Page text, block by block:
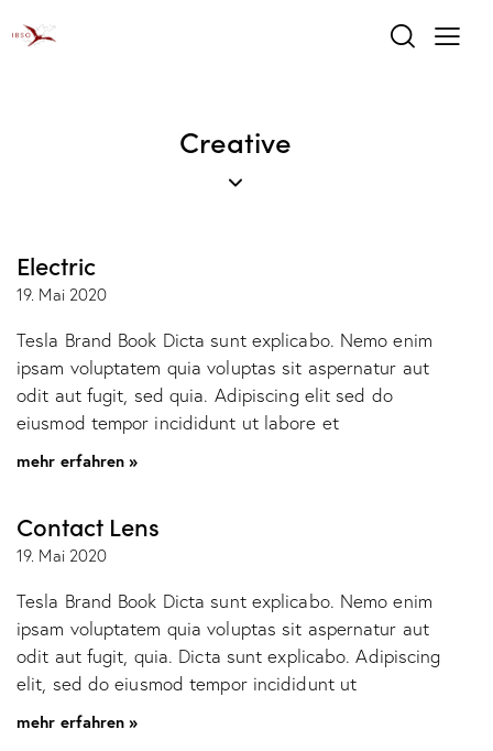
Creative
Electric
19. Mai 2020
Tesla Brand Book Dicta sunt explicabo. Nemo enim
ipsam voluptatem quia voluptas sit aspernatur aut
odit aut fugit, sed quia. Adipiscing elit sed do
eiusmod tempor incididunt ut labore et
mehr erfahren »
Contact Lens
19. Mai 2020
Tesla Brand Book Dicta sunt explicabo. Nemo enim
ipsam voluptatem quia voluptas sit aspernatur aut
odit aut fugit, quia. Dicta sunt explicabo. Adipiscing
elit, sed do eiusmod tempor incididunt ut
mehr erfahren »